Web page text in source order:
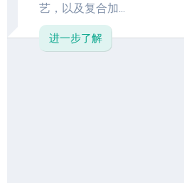
艺，以及复合加...
进一步了解